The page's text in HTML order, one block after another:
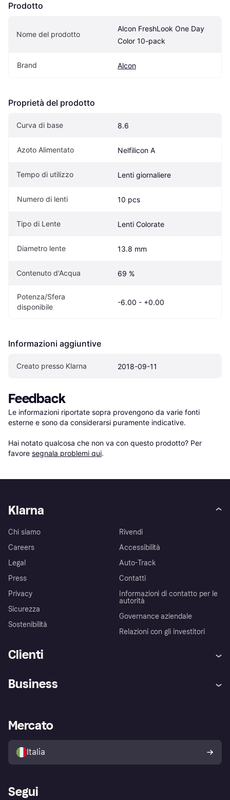
Prodotto
Nome del prodotto
Alcon FreshLook One Day
Color 10-pack
Brand Alcon
Proprietà del prodotto
Curva di base 8.6
Azoto Alimentato Nelfilicon A
Tempo di utilizzo Lenti giornaliere
Numero di lenti 10 pcs
Tipo di Lente Lenti Colorate
Diametro lente 13.8 mm
Contenuto d'Acqua 69 %
Potenza/Sfera
disponibile
-6.00 - +0.00
Informazioni aggiuntive
Creato presso Klarna 2018-09-11
Feedback
Le informazioni riportate sopra provengono da varie fonti
esterne e sono da considerarsi puramente indicative.
Hai notato qualcosa che non va con questo prodotto? Per
favore segnala problemi qui.
Klarna
Chi siamo
Careers
Legal
Press
Privacy
Sicurezza
Sostenibilità
Rivendi
Accessibilità
Auto-Track
Contatti
Informazioni di contatto per le
autorità
Governance aziendale
Relazioni con gli investitori
Clienti
Assistenza
Esplora i negozi
Politica di protezione
dell'acquirente Klarna
Business
Accesso aziende
Mercato
Italia
Segui